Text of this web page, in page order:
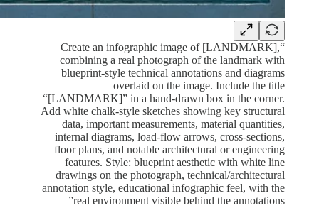
“Create an infographic image of [LANDMARK],
combining a real photograph of the landmark with
blueprint-style technical annotations and diagrams
overlaid on the image. Include the title
“[LANDMARK]” in a hand-drawn box in the corner.
Add white chalk-style sketches showing key structural
data, important measurements, material quantities,
internal diagrams, load-flow arrows, cross-sections,
floor plans, and notable architectural or engineering
features. Style: blueprint aesthetic with white line
drawings on the photograph, technical/architectural
annotation style, educational infographic feel, with the
real environment visible behind the annotations”